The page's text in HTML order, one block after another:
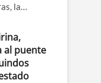
la…
al puente